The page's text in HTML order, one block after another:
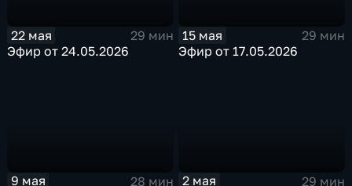
22 мая
29 мин
Эфир от 24.05.2026
15 мая
29 мин
Эфир от 17.05.2026
9 мая 28 мин 2 мая 29 мин